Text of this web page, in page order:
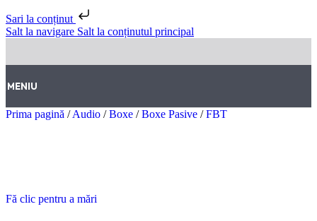
Sari la conținut
Salt la navigare Salt la conținutul principal
MENIU
Prima pagină / Audio / Boxe / Boxe Pasive / FBT
Fă clic pentru a mări